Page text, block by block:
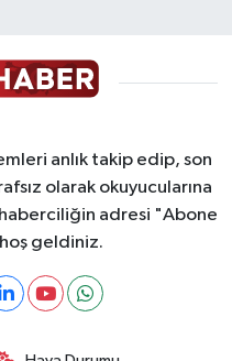
anlık takip edip, son
olarak okuyucularına
adresi "Abone
geldiniz.